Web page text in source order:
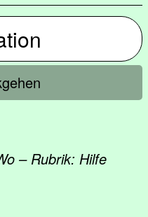
– Rubrik: Hilfe